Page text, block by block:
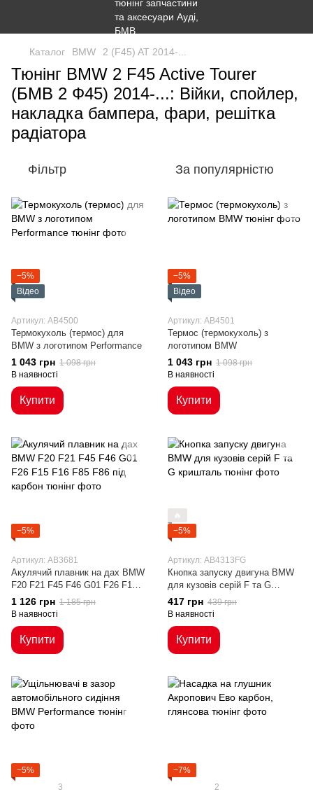
Каталог BMW 2 (F45) AT 2014-...
Тюнінг BMW 2 F45 Active Tourer
(БМВ 2 Ф45) 2014-...: Війки, спойлер,
накладка бампера, фари, решітка
радіатора
Фільтр За популярністю
−5%
Відео
Артикул: AB4500
Термокухоль (термос) для
BMW з логотипом Performance
1 043 грн 1 098 грн
В наявності
Купити
−5%
Відео
Артикул: AB4501
Термос (термокухоль) з
логотипом BMW
1 043 грн 1 098 грн
В наявності
Купити
−5%
Артикул: AB3681
Акулячий плавник на дах BMW
F20 F21 F45 F46 G01 F26 F15
F16 F85 F86 під карбон
1 126 грн 1 185 грн
В наявності
Купити
🔥
−5%
Артикул: AB4313FG
Кнопка запуску двигуна BMW
для кузовів серій F та G
кришталь
417 грн 439 грн
В наявності
Купити
−5%
3
−7%
2